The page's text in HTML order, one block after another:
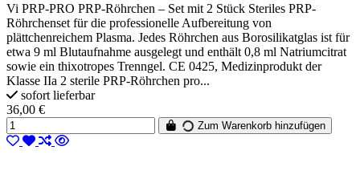
Vi PRP-PRO PRP-Röhrchen – Set mit 2 Stück Steriles PRP-
Röhrchenset für die professionelle Aufbereitung von
plättchenreichem Plasma. Jedes Röhrchen aus Borosilikatglas ist für
etwa 9 ml Blutaufnahme ausgelegt und enthält 0,8 ml Natriumcitrat
sowie ein thixotropes Trenngel. CE 0425, Medizinprodukt der
Klasse IIa 2 sterile PRP-Röhrchen pro...
sofort lieferbar
36,00 €
Zum Warenkorb hinzufügen